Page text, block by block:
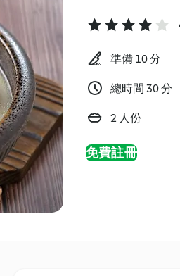
準備 10 分
總時間 30 分
2 人份
免費註冊